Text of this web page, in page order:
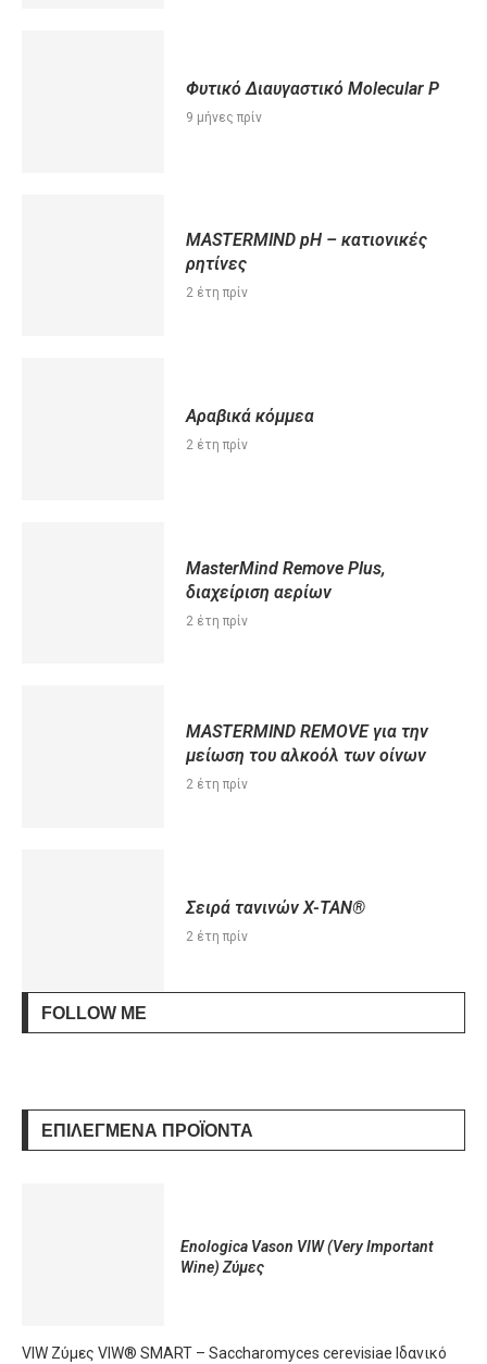
Φυτικό Διαυγαστικό Μοlecular P
9 μήνες πρίν
MASTERMIND pH – κατιονικές
ρητίνες
2 έτη πρίν
Αραβικά κόμμεα
2 έτη πρίν
MasterMind Remove Plus,
διαχείριση αερίων
2 έτη πρίν
MASTERMIND REMOVE για την
μείωση του αλκοόλ των οίνων
2 έτη πρίν
Σειρά τανινών X-TAN®
2 έτη πρίν
FOLLOW ME
ΕΠΙΛΕΓΜΈΝΑ ΠΡΟΪΌΝΤΑ
Enologica Vason VIW (Very Important
Wine) Ζύμες
VIW Ζύμες VIW® SMART – Saccharomyces cerevisiae Ιδανικό